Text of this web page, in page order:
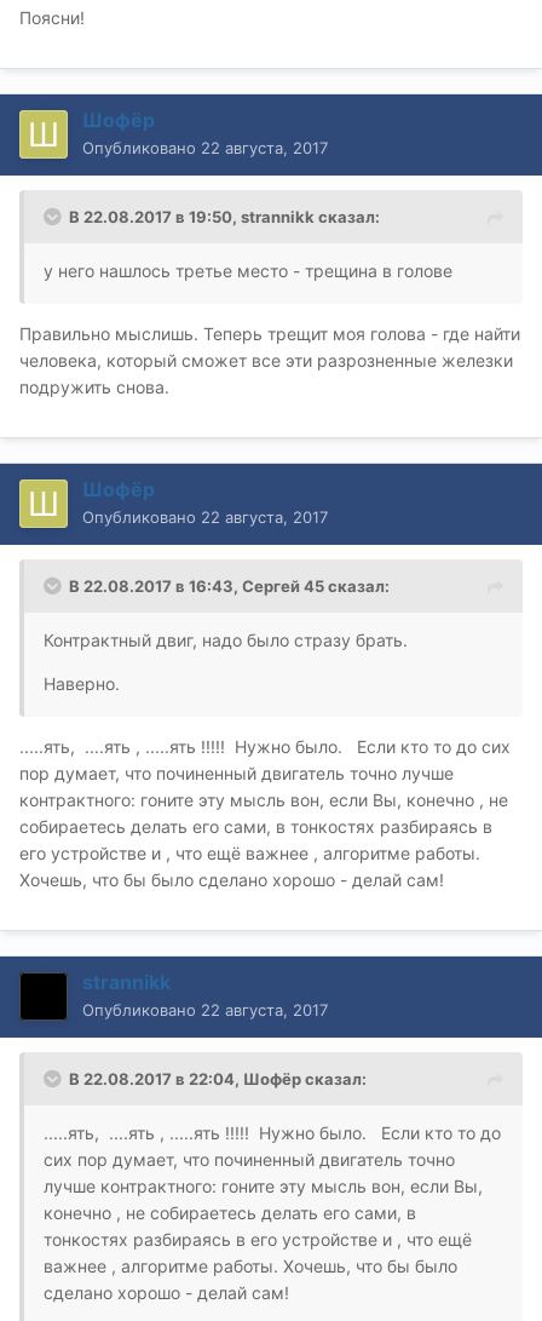
Поясни!
Шофёр
Опубликовано 22 августа, 2017
В 22.08.2017 в 19:50, strannikk сказал:
у него нашлось третье место - трещина в голове
Правильно мыслишь. Теперь трещит моя голова - где найти
человека, который сможет все эти разрозненные железки
подружить снова.
Шофёр
Опубликовано 22 августа, 2017
В 22.08.2017 в 16:43, Сергей 45 сказал:
Контрактный двиг, надо было стразу брать.
Наверно.
.....ять, ....ять , .....ять !!!!! Нужно было. Если кто то до сих
пор думает, что починенный двигатель точно лучше
контрактного: гоните эту мысль вон, если Вы, конечно , не
собираетесь делать его сами, в тонкостях разбираясь в
его устройстве и , что ещё важнее , алгоритме работы.
Хочешь, что бы было сделано хорошо - делай сам!
strannikk
Опубликовано 22 августа, 2017
В 22.08.2017 в 22:04, Шофёр сказал:
.....ять, ....ять , .....ять !!!!! Нужно было. Если кто то до
сих пор думает, что починенный двигатель точно
лучше контрактного: гоните эту мысль вон, если Вы,
конечно , не собираетесь делать его сами, в
тонкостях разбираясь в его устройстве и , что ещё
важнее , алгоритме работы. Хочешь, что бы было
сделано хорошо - делай сам!